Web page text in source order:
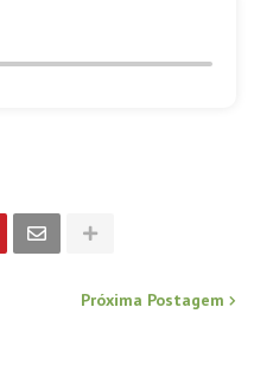
Próxima Postagem